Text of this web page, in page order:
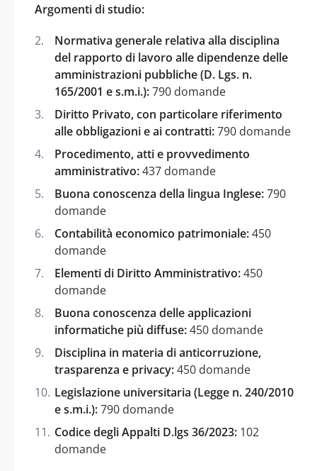
Argomenti di studio:
Normativa generale relativa alla disciplina
del rapporto di lavoro alle dipendenze delle
amministrazioni pubbliche (D. Lgs. n.
165/2001 e s.m.i.):790 domande
Diritto Privato, con particolare riferimento
alle obbligazioni e ai contratti:790 domande
Procedimento, atti e provvedimento
amministrativo:437 domande
Buona conoscenza della lingua Inglese:790
domande
Contabilità economico patrimoniale:450
domande
Elementi di Diritto Amministrativo:450
domande
Buona conoscenza delle applicazioni
informatiche più diffuse:450 domande
Disciplina in materia di anticorruzione,
trasparenza e privacy:450 domande
Legislazione universitaria (Legge n. 240/2010
e s.m.i.):790 domande
Codice degli Appalti D.lgs 36/2023: 102
domande